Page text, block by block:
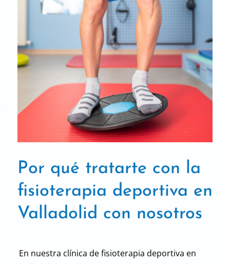
Por qué tratarte con la
fisioterapia deportiva en
Valladolid con nosotros
En nuestra clínica de fisioterapia deportiva en